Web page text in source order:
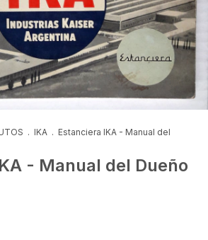
. IKA . Estanciera IKA - Manual del
- Manual del Dueño